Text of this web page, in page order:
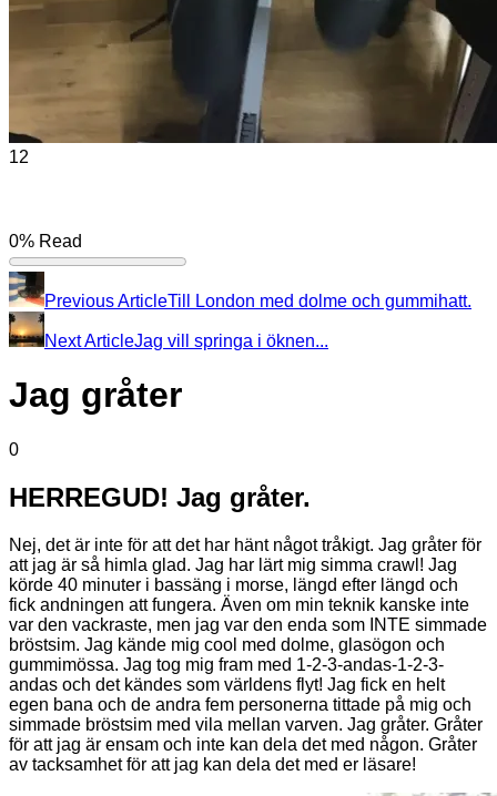
12
0% Read
Previous ArticleTill London med dolme och gummihatt.
Next ArticleJag vill springa i öknen...
Jag gråter
0
HERREGUD! Jag gråter.
Nej, det är inte för att det har hänt något tråkigt. Jag gråter för
att jag är så himla glad. Jag har lärt mig simma crawl! Jag
körde 40 minuter i bassäng i morse, längd efter längd och
fick andningen att fungera. Även om min teknik kanske inte
var den vackraste, men jag var den enda som INTE simmade
bröstsim. Jag kände mig cool med dolme, glasögon och
gummimössa. Jag tog mig fram med 1-2-3-andas-1-2-3-
andas och det kändes som världens flyt! Jag fick en helt
egen bana och de andra fem personerna tittade på mig och
simmade bröstsim med vila mellan varven. Jag gråter. Gråter
för att jag är ensam och inte kan dela det med någon. Gråter
av tacksamhet för att jag kan dela det med er läsare!